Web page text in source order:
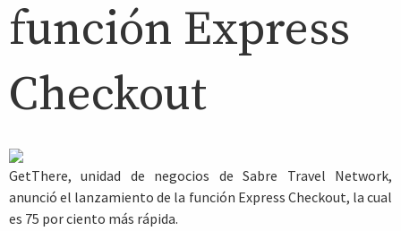
función Express
Checkout
GetThere, unidad de negocios de Sabre Travel Network,
anunció el lanzamiento de la función Express Checkout, la cual
es 75 por ciento más rápida.